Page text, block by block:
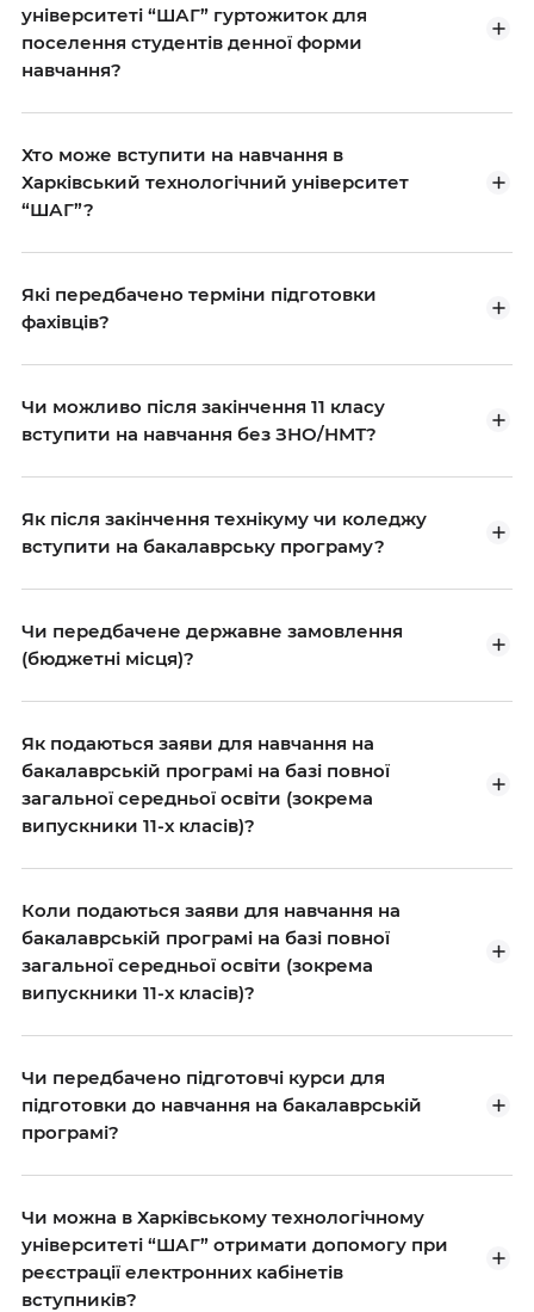
університеті “ШАГ” гуртожиток для
поселення студентів денної форми
навчання?
Хто може вступити на навчання в
Харківський технологічний університет
“ШАГ”?
Які передбачено терміни підготовки
фахівців?
Чи можливо після закінчення 11 класу
вступити на навчання без ЗНО/НМТ?
Як після закінчення технікуму чи коледжу
вступити на бакалаврську програму?
Чи передбачене державне замовлення
(бюджетні місця)?
Як подаються заяви для навчання на
бакалаврській програмі на базі повної
загальної середньої освіти (зокрема
випускники 11-х класів)?
Коли подаються заяви для навчання на
бакалаврській програмі на базі повної
загальної середньої освіти (зокрема
випускники 11-х класів)?
Чи передбачено підготовчі курси для
підготовки до навчання на бакалаврській
програмі?
Чи можна в Харківському технологічному
університеті “ШАГ” отримати допомогу при
реєстрації електронних кабінетів
вступників?